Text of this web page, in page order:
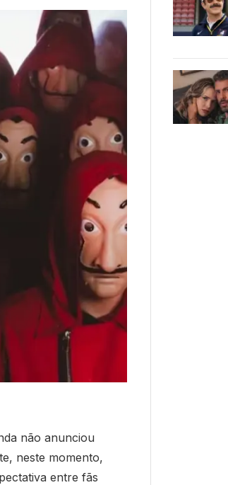
não anunciou
neste momento,
entre fãs